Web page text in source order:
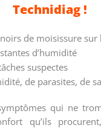
Technidiag !
de moisissure sur
d’humidité
suspectes
de parasites, de
qui ne
qu’ils